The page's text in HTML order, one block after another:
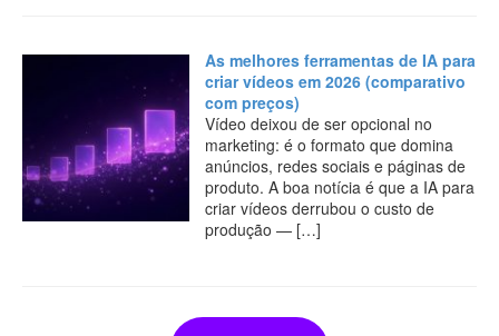
As melhores ferramentas de IA para
criar vídeos em 2026 (comparativo
com preços)
Vídeo deixou de ser opcional no
marketing: é o formato que domina
anúncios, redes sociais e páginas de
produto. A boa notícia é que a IA para
criar vídeos derrubou o custo de
produção — […]